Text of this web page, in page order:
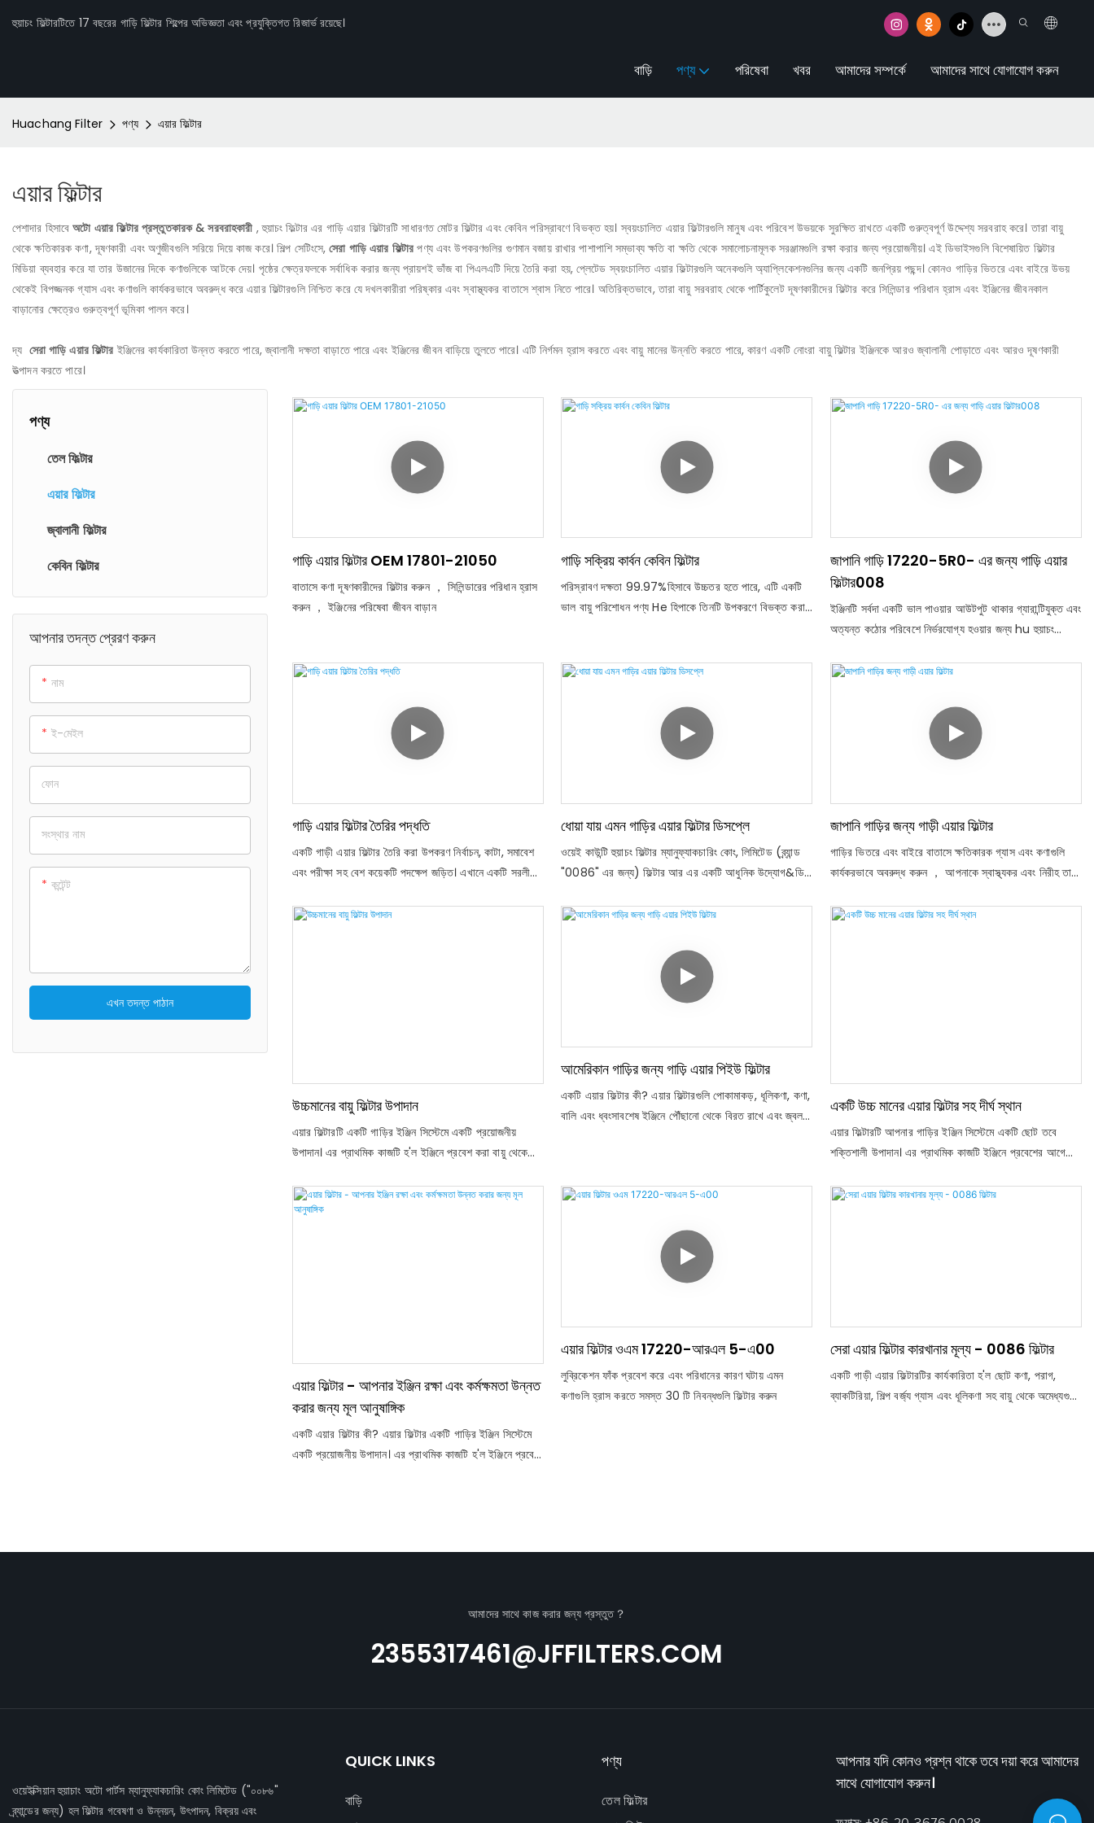
হুয়াচং ফিল্টারটিতে 17 বছরের গাড়ি ফিল্টার শিল্পের অভিজ্ঞতা এবং প্রযুক্তিগত রিজার্ভ রয়েছে।
বাড়ি পণ্য পরিষেবা খবর আমাদের সম্পর্কে আমাদের সাথে যোগাযোগ করুন
Huachang Filter পণ্য এয়ার ফিল্টার
এয়ার ফিল্টার
পেশাদার হিসাবেঅটো এয়ার ফিল্টার প্রস্তুতকারক & সরবরাহকারী , হুয়াচং ফিল্টার এর গাড়ি এয়ার ফিল্টারটি সাধারণত মোটর ফিল্টার এবং কেবিন পরিস্রাবণে বিভক্ত হয়। স্বয়ংচালিত এয়ার ফিল্টারগুলি মানুষ এবং পরিবেশ উভয়কে সুরক্ষিত রাখতে একটি গুরুত্বপূর্ণ উদ্দেশ্য সরবরাহ করে। তারা বায়ু
থেকে ক্ষতিকারক কণা, দূষণকারী এবং অণুজীবগুলি সরিয়ে দিয়ে কাজ করে। শিল্প সেটিংসে,সেরা গাড়ি এয়ার ফিল্টারপণ্য এবং উপকরণগুলির গুণমান বজায় রাখার পাশাপাশি সম্ভাব্য ক্ষতি বা ক্ষতি থেকে সমালোচনামূলক সরঞ্জামগুলি রক্ষা করার জন্য প্রয়োজনীয়। এই ডিভাইসগুলি বিশেষায়িত ফিল্টার
মিডিয়া ব্যবহার করে যা তার উজানের দিকে কণাগুলিকে আটকে দেয়। পৃষ্ঠের ক্ষেত্রফলকে সর্বাধিক করার জন্য প্রায়শই ভাঁজ বা পিএলএটি দিয়ে তৈরি করা হয়, প্লেটেড স্বয়ংচালিত এয়ার ফিল্টারগুলি অনেকগুলি অ্যাপ্লিকেশনগুলির জন্য একটি জনপ্রিয় পছন্দ। কোনও গাড়ির ভিতরে এবং বাইরে উভয়
থেকেই বিপজ্জনক গ্যাস এবং কণাগুলি কার্যকরভাবে অবরুদ্ধ করে এয়ার ফিল্টারগুলি নিশ্চিত করে যে দখলকারীরা পরিষ্কার এবং স্বাস্থ্যকর বাতাসে শ্বাস নিতে পারে। অতিরিক্তভাবে, তারা বায়ু সরবরাহ থেকে পার্টিকুলেট দূষণকারীদের ফিল্টার করে সিলিন্ডার পরিধান হ্রাস এবং ইঞ্জিনের জীবনকাল
বাড়ানোর ক্ষেত্রেও গুরুত্বপূর্ণ ভূমিকা পালন করে।
দ্য সেরা গাড়ি এয়ার ফিল্টার ইঞ্জিনের কার্যকারিতা উন্নত করতে পারে, জ্বালানী দক্ষতা বাড়াতে পারে এবং ইঞ্জিনের জীবন বাড়িয়ে তুলতে পারে। এটি নির্গমন হ্রাস করতে এবং বায়ু মানের উন্নতি করতে পারে, কারণ একটি নোংরা বায়ু ফিল্টার ইঞ্জিনকে আরও জ্বালানী পোড়াতে এবং আরও দূষণকারী
উত্পাদন করতে পারে।
পণ্য
তেল ফিল্টার
এয়ার ফিল্টার
জ্বালানী ফিল্টার
কেবিন ফিল্টার
আপনার তদন্ত প্রেরণ করুন
নাম
ই-মেইল
ফোন
সংস্থার নাম
কন্টেন্ট
এখন তদন্ত পাঠান
গাড়ি এয়ার ফিল্টার OEM 17801-21050
বাতাসে কণা দূষণকারীদের ফিল্টার করুন ， সিলিন্ডারের পরিধান হ্রাস
করুন ， ইঞ্জিনের পরিষেবা জীবন বাড়ান
গাড়ি সক্রিয় কার্বন কেবিন ফিল্টার
পরিস্রাবণ দক্ষতা 99.97%হিসাবে উচ্চতর হতে পারে, এটি একটি
ভাল বায়ু পরিশোধন পণ্য He হিপাকে তিনটি উপকরণে বিভক্ত করা
বিভিন্ন আকারে তৈরি করা যেতে পারে এবং এটি বিভিন্ন ধরণের হতে
ফাইল্টরেশন, মডেলস.জেজ: এইচপিএ এয়ার পিউরিফায়ার, কেন্দ্রীয়
শীতাতপ নিয়ন্ত্রণ ব্যবস্থা, পরিষ্কার উদ্ভিদ এবং অন্যান্য
ক্ষেত্রগুলিতে ব্যাপকভাবে ব্যবহৃত হয় এবং এটি ধুলা এবং পরাগ
জাপানি গাড়ি 17220-5R0- এর জন্য গাড়ি এয়ার
ফিল্টার008
ইঞ্জিনটি সর্বদা একটি ভাল পাওয়ার আউটপুট থাকার গ্যারান্টিযুক্ত এবং
অত্যন্ত কঠোর পরিবেশে নির্ভরযোগ্য হওয়ার জন্য hu হুয়াচং
ফিল্টারগুলির বিস্তৃত পরিসীমা রয়েছে
গাড়ি এয়ার ফিল্টার তৈরির পদ্ধতি
একটি গাড়ী এয়ার ফিল্টার তৈরি করা উপকরণ নির্বাচন, কাটা, সমাবেশ
এবং পরীক্ষা সহ বেশ কয়েকটি পদক্ষেপ জড়িত। এখানে একটি সরলীকৃত
মিডিয়া **: সাধারণত, এটি একটি প্লেটেড পেপার বা সিন্থেটিক
ধোয়া যায় এমন গাড়ির এয়ার ফিল্টার ডিসপ্লে
ওয়েই কাউন্টি হুয়াচং ফিল্টার ম্যানুফ্যাকচারিং কোং, লিমিটেড (ব্র্যান্ড
"0086" এর জন্য) ফিল্টার আর এর একটি আধুনিক উদ্যোগ&ডি,
সনাক্ত করুন - হেবেই ওয়েই কাউন্টি, যা সুবিধাজনক পরিবহন, সুন্দর
জাপানি গাড়ির জন্য গাড়ী এয়ার ফিল্টার
গাড়ির ভিতরে এবং বাইরে বাতাসে ক্ষতিকারক গ্যাস এবং কণাগুলি
কার্যকরভাবে অবরুদ্ধ করুন ， আপনাকে স্বাস্থ্যকর এবং নিরীহ তাজা
উচ্চমানের বায়ু ফিল্টার উপাদান
এয়ার ফিল্টারটি একটি গাড়ির ইঞ্জিন সিস্টেমে একটি প্রয়োজনীয়
উপাদান। এর প্রাথমিক কাজটি হ'ল ইঞ্জিনে প্রবেশ করা বায়ু থেকে
যে ইঞ্জিনটি পরিষ্কার বায়ু গ্রহণ করে, যার ফলে জ্বলন দক্ষতা এবং
পাওয়ার আউটপুট উন্নত হয়
আমেরিকান গাড়ির জন্য গাড়ি এয়ার পিইউ ফিল্টার
একটি এয়ার ফিল্টার কী? এয়ার ফিল্টারগুলি পোকামাকড়, ধূলিকণা, কণা,
বালি এবং ধ্বংসাবশেষ ইঞ্জিনে পৌঁছানো থেকে বিরত রাখে এবং জ্বলন
তুলো, সিন্থেটিক পেপার, বা ফেনা দিয়ে তৈরি করা যেতে পারে
পণ্যটি আমাদের অভিজ্ঞ কিউএ দলের তত্ত্বাবধানে উত্পাদিত হয়
একটি উচ্চ মানের এয়ার ফিল্টার সহ দীর্ঘ স্থান
এয়ার ফিল্টারটি আপনার গাড়ির ইঞ্জিন সিস্টেমে একটি ছোট তবে
শক্তিশালী উপাদান। এর প্রাথমিক কাজটি ইঞ্জিনে প্রবেশের আগে
সংবেদনশীল ইঞ্জিনের অংশগুলিতে অকাল পরিধান এবং ছিঁড়ে যায়,
এয়ার ফিল্টার - আপনার ইঞ্জিন রক্ষা এবং কর্মক্ষমতা উন্নত
করার জন্য মূল আনুষাঙ্গিক
একটি এয়ার ফিল্টার কী? এয়ার ফিল্টার একটি গাড়ির ইঞ্জিন সিস্টেমে
একটি প্রয়োজনীয় উপাদান। এর প্রাথমিক কাজটি হ'ল ইঞ্জিনে প্রবেশ
এয়ার ফিল্টার ওএম 17220-আরএল 5-এ00
লুব্রিকেশন ফাঁক প্রবেশ করে এবং পরিধানের কারণ ঘটায় এমন
কণাগুলি হ্রাস করতে সমস্ত 30 টি নিবন্ধগুলি ফিল্টার করুন
সেরা এয়ার ফিল্টার কারখানার মূল্য - 0086 ফিল্টার
একটি গাড়ী এয়ার ফিল্টারটির কার্যকারিতা হ'ল ছোট কণা, পরাগ,
ব্যাকটিরিয়া, শিল্প বর্জ্য গ্যাস এবং ধূলিকণা সহ বায়ু থেকে অমেধ্যগুলি
আমাদের সাথে কাজ করার জন্য প্রস্তুত？
2355317461@JFFILTERS.COM
ওয়েইক্সিয়ান হুয়াচাং অটো পার্টস ম্যানুফ্যাকচারিং কোং লিমিটেড ("০০৮৬"
ব্র্যান্ডের জন্য) হল ফিল্টার গবেষণা ও উন্নয়ন, উৎপাদন, বিক্রয় এবং
QUICK LINKS
বাড়ি
পণ্য
তেল ফিল্টার
আপনার যদি কোনও প্রশ্ন থাকে তবে দয়া করে আমাদের
সাথে যোগাযোগ করুন।